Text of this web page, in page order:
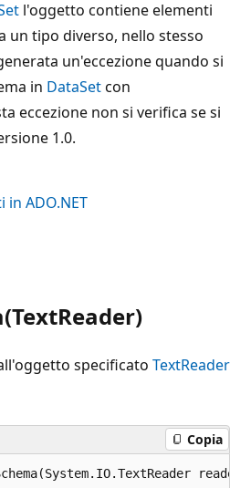
l'oggetto contiene elementi
un tipo diverso, nello stesso
un'eccezione quando si
in DataSetcon
eccezione non si verifica se si
1.0.
in ADO.NET
specificato TextReader
Copia